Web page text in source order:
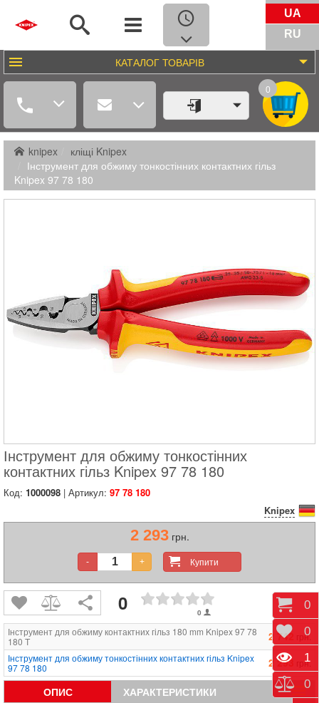
UA
RU
КАТАЛОГ ТОВАРІВ
0
knipex
кліщі Knipex
Інструмент для обжиму тонкостінних контактних гільз
Knipex 97 78 180
Інструмент для обжиму тонкостінних
контактних гільз Knipex 97 78 180
Код: 1000098 | Артикул: 97 78 180
Knipex
2 293грн.
Купити
- +
0 0
Інструмент для обжиму контактних гільз 180 mm Knipex 97 78
180 T
2 742
грн.
Інструмент для обжиму тонкостінних контактних гільз Knipex
97 78 180
2 293 грн.
ОПИС ХАРАКТЕРИСТИКИ
0
0
1
0